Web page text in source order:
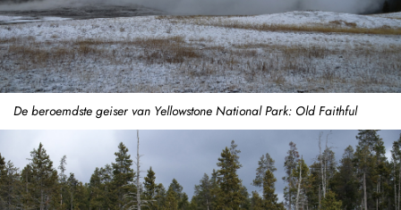
De beroemdste geiser van Yellowstone National Park: Old Faithful